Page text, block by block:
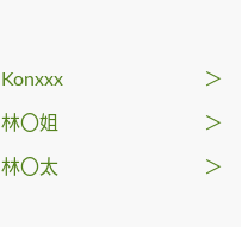
Konxxx ＞
林〇姐 ＞
林〇太 ＞